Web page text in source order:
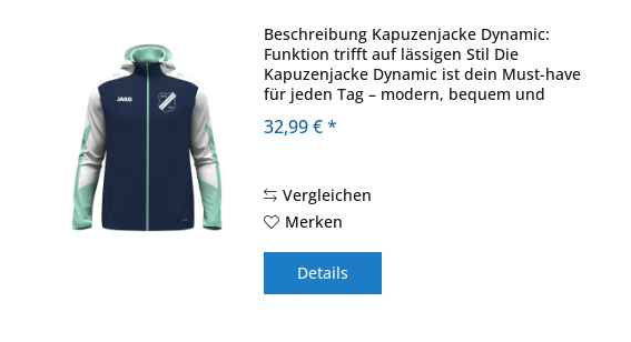
Beschreibung Kapuzenjacke Dynamic:
Funktion trifft auf lässigen Stil Die
Kapuzenjacke Dynamic ist dein Must-have
für jeden Tag – modern, bequem und
und den Ärmeln in kontrastierenden
32,99 € *
Vergleichen
Merken
Details